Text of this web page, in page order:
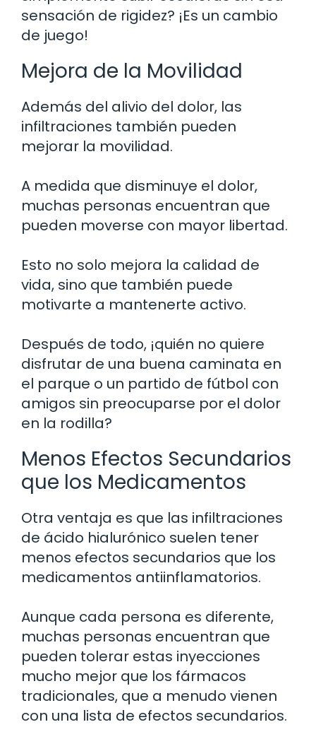
sensación de rigidez? ¡Es un cambio
de juego!
Mejora de la Movilidad
Además del alivio del dolor, las
infiltraciones también pueden
mejorar la movilidad.
A medida que disminuye el dolor,
muchas personas encuentran que
pueden moverse con mayor libertad.
Esto no solo mejora la calidad de
vida, sino que también puede
motivarte a mantenerte activo.
Después de todo, ¡quién no quiere
disfrutar de una buena caminata en
el parque o un partido de fútbol con
amigos sin preocuparse por el dolor
en la rodilla?
Menos Efectos Secundarios
que los Medicamentos
Otra ventaja es que las infiltraciones
de ácido hialurónico suelen tener
menos efectos secundarios que los
medicamentos antiinflamatorios.
Aunque cada persona es diferente,
muchas personas encuentran que
pueden tolerar estas inyecciones
mucho mejor que los fármacos
tradicionales, que a menudo vienen
con una lista de efectos secundarios.